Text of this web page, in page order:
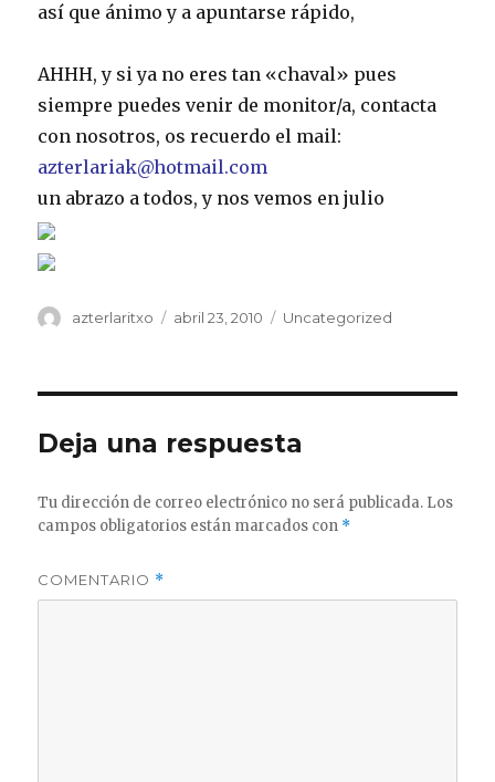
así que ánimo y a apuntarse rápido,
AHHH, y si ya no eres tan «chaval» pues
siempre puedes venir de monitor/a, contacta
con nosotros, os recuerdo el mail:
azterlariak@hotmail.com
un abrazo a todos, y nos vemos en julio
Autor
azterlaritxo
Publicado
abril 23, 2010 Categorías
Uncategorized
Deja una respuesta
Tu dirección de correo electrónico no será publicada. Los
campos obligatorios están marcados con *
COMENTARIO *